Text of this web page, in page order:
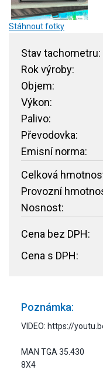
Stáhnout fotky
Stav tachometru:
Rok výroby:
Objem:
Výkon:
Palivo:
Převodovka:
Emisní norma:
Celková
Provozní
Nosnost:
Cena bez DPH:
Cena s DPH:
Poznámka:
VIDEO: https://
MAN TGA 35.430
8X4